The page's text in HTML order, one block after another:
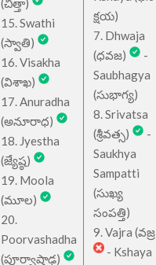
(చిత్తా)
15. Swathi
(స్వాతి)
16. Visakha
(విశాఖ)
17. Anuradha
(అనూరాధ)
18. Jyestha
(జ్యేష్ఠ)
19. Moola
(మూల)
20.
Poorvashadha
(పూర్వాషాఢ)
క్షయ)
7. Dhwaja
(ధవజ)
-
Saubhagya
(సుభాగ్య)
8. Srivatsa
(శ్రీవత్స)
-
Saukhya
Sampatti
(సుఖ్య
సంపత్తి)
9. Vajra
- Kshaya